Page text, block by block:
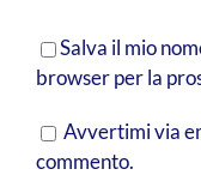
Salva il mio
browser per la
Avvertimi via
commento.